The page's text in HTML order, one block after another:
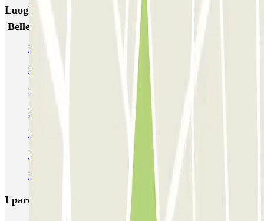
Luoghi ed eventi che potrebbero interessarti vicino a
Belleville - Buttes-Chaumont Zenpark
Parcheggi alla Gare de l'Est
Parcheggio vicino a Boulevard Magenta a Parigi
Parcheggi alla Gare du Nord
Parcheggio vicino a La Gaîté Lyrique!
Parcheggi nel quartiere Le Marais
Parco vicino alla Filarmonica di Parigi
Parcheggi al Parc de la Villette
I parcheggi